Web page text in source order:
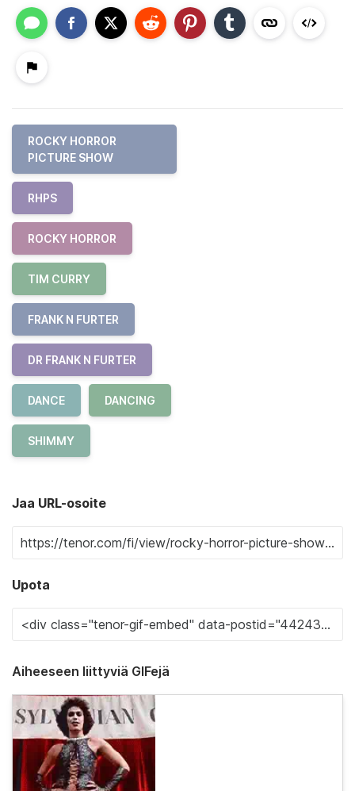
ROCKY HORROR
PICTURE SHOW
RHPS
ROCKY HORROR
TIM CURRY
FRANK N FURTER
DR FRANK N FURTER
DANCE DANCING
SHIMMY
Jaa URL-osoite
Upota
Aiheeseen liittyviä GIFejä